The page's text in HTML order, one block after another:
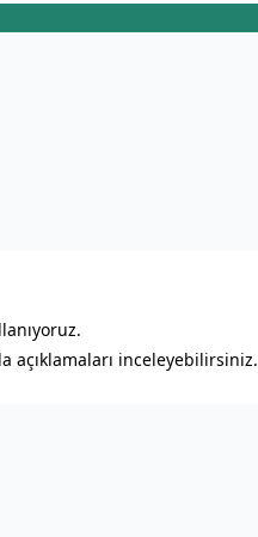
açıklamaları inceleyebilirsiniz.